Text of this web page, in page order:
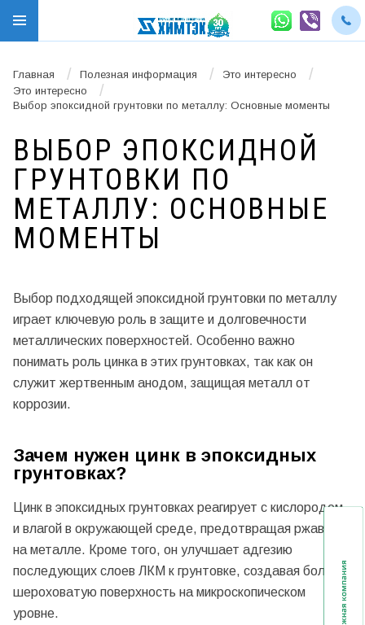
Главная / Полезная информация / Это интересно /
Это интересно /
Выбор эпоксидной грунтовки по металлу: Основные моменты
ВЫБОР ЭПОКСИДНОЙ
ГРУНТОВКИ ПО
МЕТАЛЛУ: ОСНОВНЫЕ
МОМЕНТЫ
Выбор подходящей эпоксидной грунтовки по металлу
играет ключевую роль в защите и долговечности
металлических поверхностей. Особенно важно
понимать роль цинка в этих грунтовках, так как он
служит жертвенным анодом, защищая металл от
коррозии.
Зачем нужен цинк в эпоксидных
грунтовках?
Цинк в эпоксидных грунтовках реагирует с кислородом
и влагой в окружающей среде, предотвращая ржавчину
на металле. Кроме того, он улучшает адгезию
последующих слоев ЛКМ к грунтовке, создавая более
шероховатую поверхность на микроскопическом
уровне.